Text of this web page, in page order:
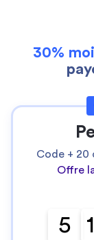
30%
Code + 20
Offre
5